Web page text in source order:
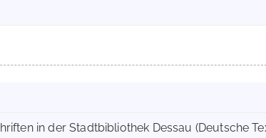
in der Stadtbibliothek Dessau (Deutsche